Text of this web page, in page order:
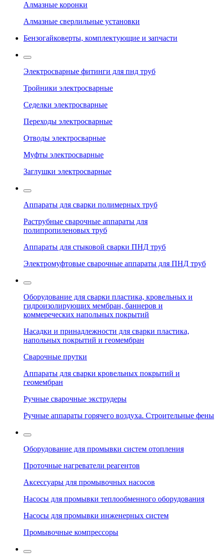
Алмазные коронки
Алмазные сверлильные установки
Бензогайковерты, комплектующие и запчасти
Электросварные фитинги для пнд труб
Тройники электросварные
Седелки электросварные
Переходы электросварные
Отводы электросварные
Муфты электросварные
Заглушки электросварные
Аппараты для сварки полимерных труб
Раструбные сварочные аппараты для
полипропиленовых труб
Аппараты для стыковой сварки ПНД труб
Электромуфтовые сварочные аппараты для ПНД труб
Оборудование для сварки пластика, кровельных и
гидроизолирующих мембран, баннеров и
коммереческих напольных покрытий
Насадки и принадлежности для сварки пластика,
напольных покрытий и геомембран
Сварочные прутки
Аппараты для сварки кровельных покрытий и
геомембран
Ручные сварочные экструдеры
Ручные аппараты горячего воздуха. Строительные фены
Оборудование для промывки систем отопления
Проточные нагреватели реагентов
Аксессуары для промывочных насосов
Насосы для промывки теплообменного оборудования
Насосы для промывки инженерных систем
Промывочные компрессоры